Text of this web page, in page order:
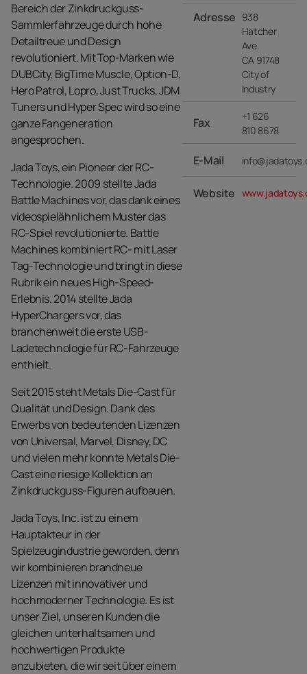
Bereich der Zinkdruckguss-
Sammlerfahrzeuge durch hohe
Detailtreue und Design
revolutioniert. Mit Top-Marken wie
DUBCity, BigTime Muscle, Option-D,
Hero Patrol, Lopro, Just Trucks, JDM
Tuners und Hyper Spec wird so eine
ganze Fangeneration
angesprochen.
Jada Toys, ein Pioneer der RC-
Technologie. 2009 stellte Jada
Battle Machines vor, das dank eines
videospielähnlichem Muster das
RC-Spiel revolutionierte. Battle
Machines kombiniert RC- mit Laser
Tag-Technologie und bringt in diese
Rubrik ein neues High-Speed-
Erlebnis. 2014 stellte Jada
HyperChargers vor, das
branchenweit die erste USB-
Ladetechnologie für RC-Fahrzeuge
enthielt.
Seit 2015 steht Metals Die-Cast für
Qualität und Design. Dank des
Erwerbs von bedeutenden Lizenzen
von Universal, Marvel, Disney, DC
und vielen mehr konnte Metals Die-
Cast eine riesige Kollektion an
Zinkdruckguss-Figuren aufbauen.
Jada Toys, Inc. ist zu einem
Hauptakteur in der
Spielzeugindustrie geworden, denn
wir kombinieren brandneue
Lizenzen mit innovativer und
hochmoderner Technologie. Es ist
unser Ziel, unseren Kunden die
gleichen unterhaltsamen und
hochwertigen Produkte
anzubieten, die wir seit über einem
Adresse 938
Hatcher
Ave.
CA 91748
City of
Industry
Fax
+1 626
810 8678
E-Mail
Website